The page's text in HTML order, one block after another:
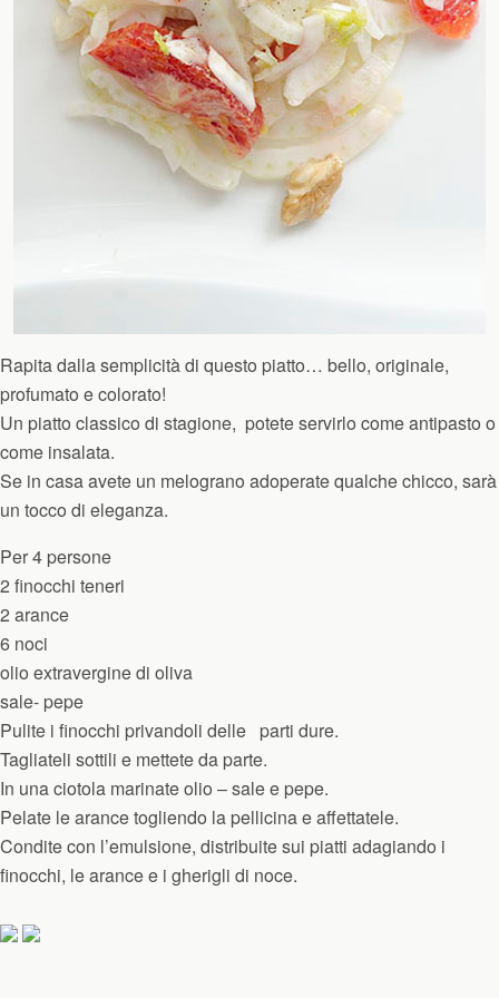
Rapita dalla semplicità di questo piatto… bello, originale,
profumato e colorato!
Un piatto classico di stagione, potete servirlo come antipasto o
come insalata.
Se in casa avete un melograno adoperate qualche chicco, sarà
un tocco di eleganza.
Per 4 persone
2 finocchi teneri
2 arance
6 noci
olio extravergine di oliva
sale- pepe
Pulite i finocchi privandoli delle parti dure.
Tagliateli sottili e mettete da parte.
In una ciotola marinate olio – sale e pepe.
Pelate le arance togliendo la pellicina e affettatele.
Condite con l’emulsione, distribuite sui piatti adagiando i
finocchi, le arance e i gherigli di noce.